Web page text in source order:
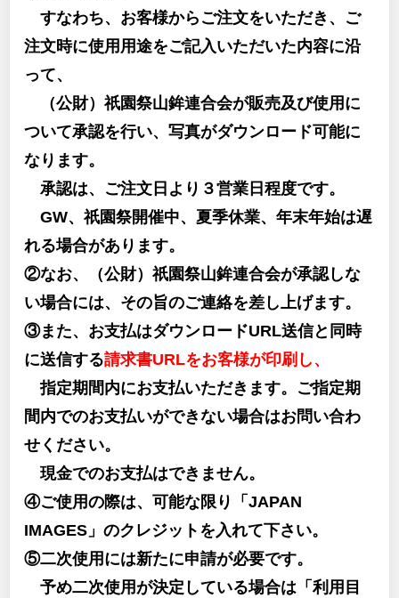
すなわち、お客様からご注文をいただき、ご
注文時に使用用途をご記入いただいた内容に沿
って、
（公財）祇園祭山鉾連合会が販売及び使用に
ついて承認を行い、写真がダウンロード可能に
なります。
承認は、ご注文日より３営業日程度です。
GW、祇園祭開催中、夏季休業、年末年始は遅
れる場合があります。
②なお、（公財）祇園祭山鉾連合会が承認しな
い場合には、その旨のご連絡を差し上げます。
③また、お支払はダウンロードURL送信と同時
に送信する請求書URLをお客様が印刷し、
指定期間内にお支払いただきます。ご指定期
間内でのお支払いができない場合はお問い合わ
せください。
現金でのお支払はできません。
④ご使用の際は、可能な限り「JAPAN
IMAGES」のクレジットを入れて下さい。
⑤二次使用には新たに申請が必要です。
予め二次使用が決定している場合は「利用目